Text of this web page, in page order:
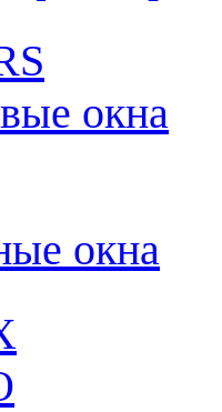
окна
окна